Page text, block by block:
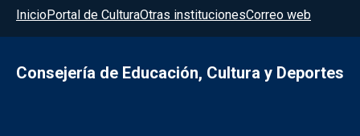
Menú del pie
InicioPortal de CulturaOtras institucionesCorreo web
Consejería de Educación, Cultura y Deportes